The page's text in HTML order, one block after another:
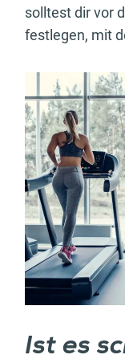
solltest dir vor
festlegen, mit
Ist es